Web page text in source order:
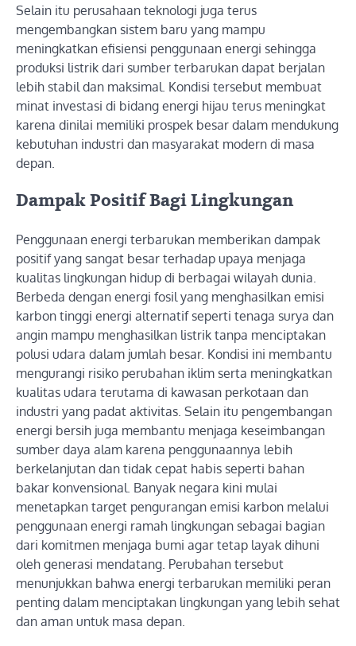
Selain itu perusahaan teknologi juga terus
mengembangkan sistem baru yang mampu
meningkatkan efisiensi penggunaan energi sehingga
produksi listrik dari sumber terbarukan dapat berjalan
lebih stabil dan maksimal. Kondisi tersebut membuat
minat investasi di bidang energi hijau terus meningkat
karena dinilai memiliki prospek besar dalam mendukung
kebutuhan industri dan masyarakat modern di masa
depan.
Dampak Positif Bagi Lingkungan
Penggunaan energi terbarukan memberikan dampak
positif yang sangat besar terhadap upaya menjaga
kualitas lingkungan hidup di berbagai wilayah dunia.
Berbeda dengan energi fosil yang menghasilkan emisi
karbon tinggi energi alternatif seperti tenaga surya dan
angin mampu menghasilkan listrik tanpa menciptakan
polusi udara dalam jumlah besar. Kondisi ini membantu
mengurangi risiko perubahan iklim serta meningkatkan
kualitas udara terutama di kawasan perkotaan dan
industri yang padat aktivitas. Selain itu pengembangan
energi bersih juga membantu menjaga keseimbangan
sumber daya alam karena penggunaannya lebih
berkelanjutan dan tidak cepat habis seperti bahan
bakar konvensional. Banyak negara kini mulai
menetapkan target pengurangan emisi karbon melalui
penggunaan energi ramah lingkungan sebagai bagian
dari komitmen menjaga bumi agar tetap layak dihuni
oleh generasi mendatang. Perubahan tersebut
menunjukkan bahwa energi terbarukan memiliki peran
penting dalam menciptakan lingkungan yang lebih sehat
dan aman untuk masa depan.